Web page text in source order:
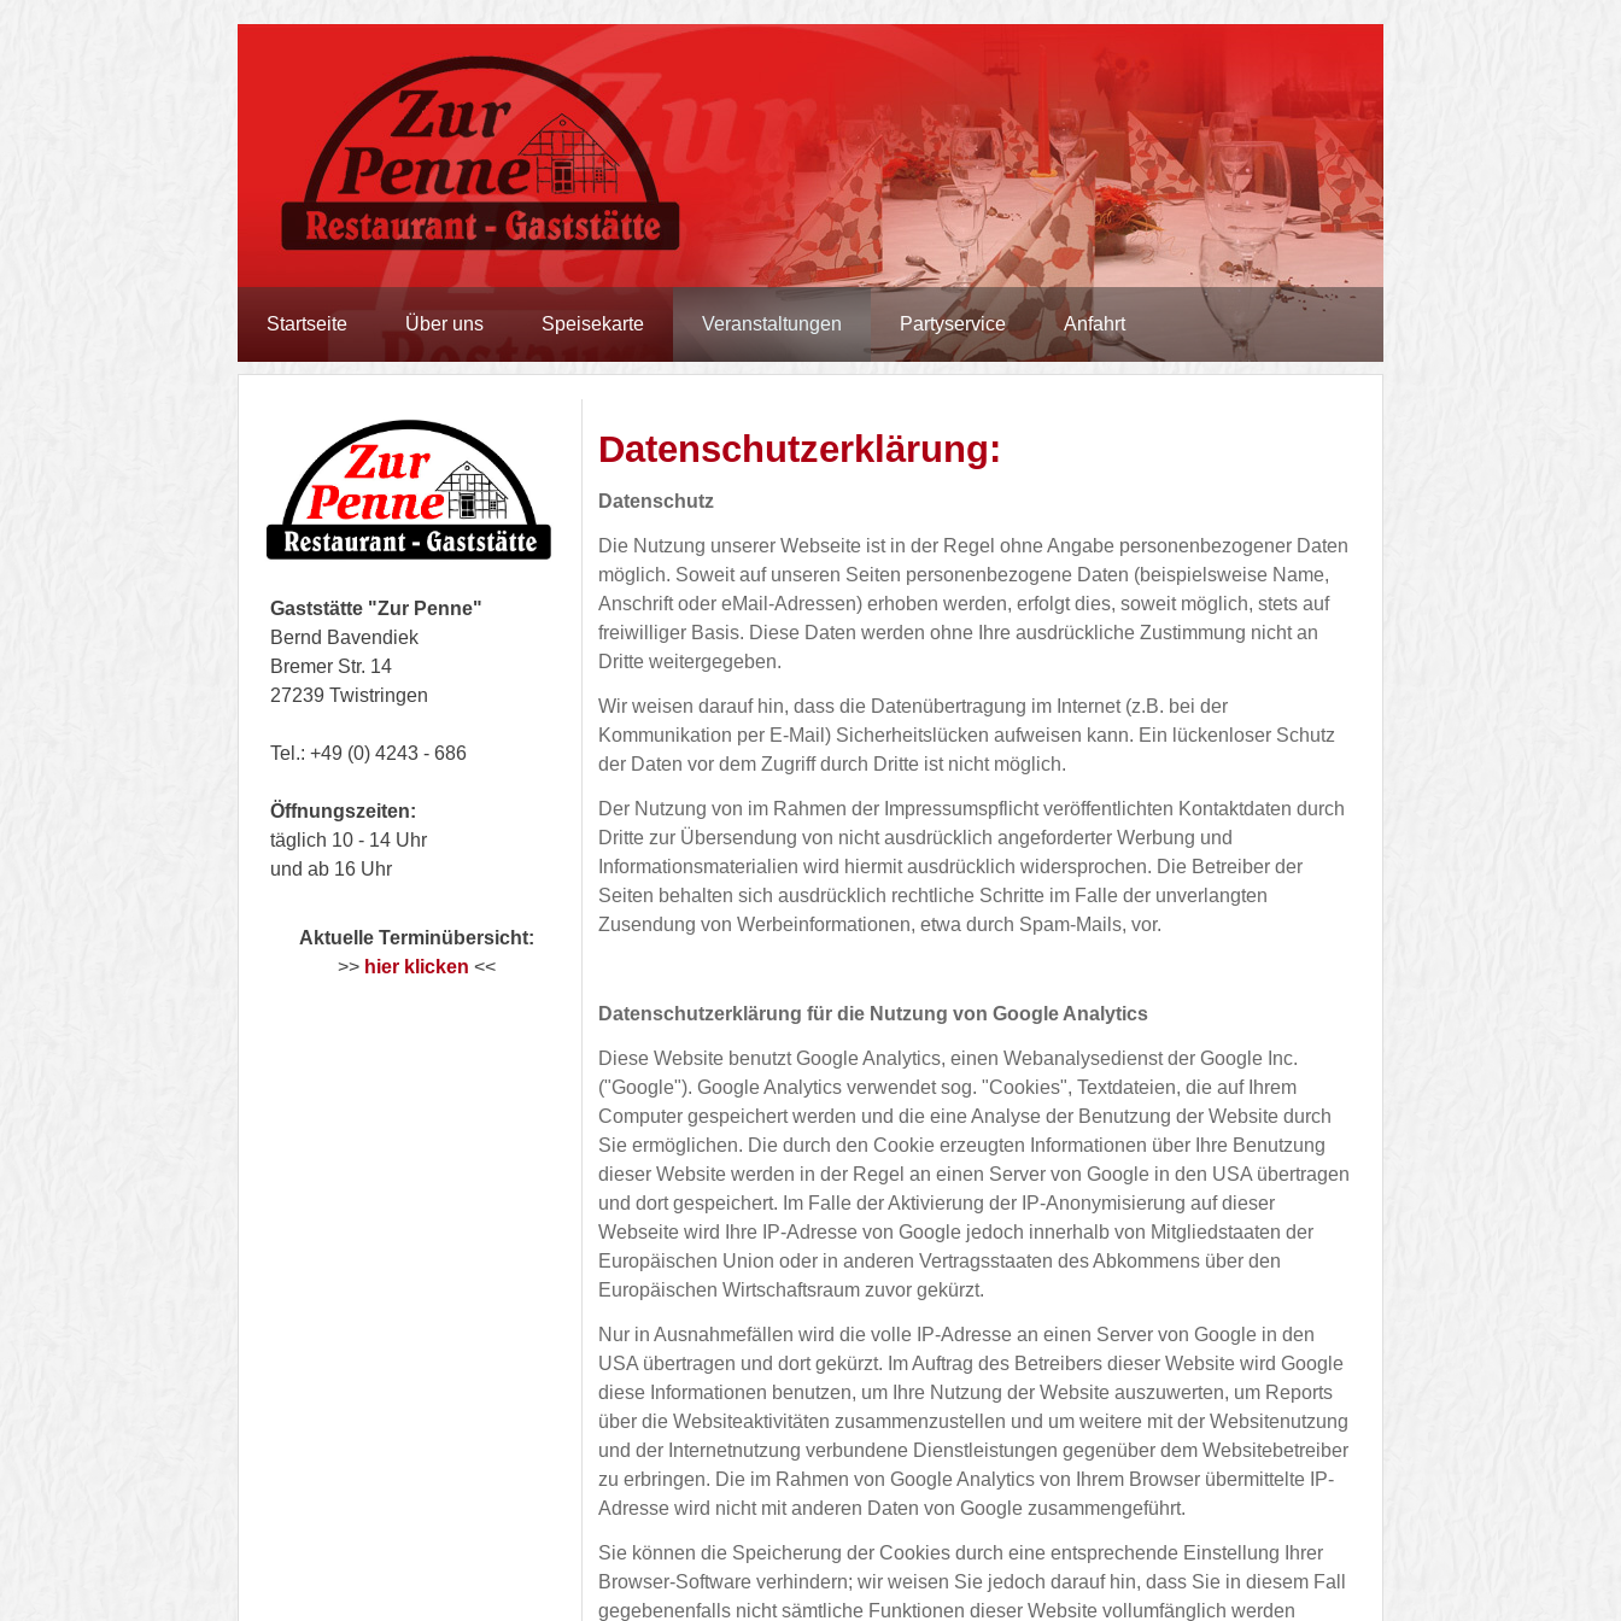
Startseite Über uns Speisekarte Veranstaltungen Partyservice Anfahrt
Gaststätte "Zur Penne"
Bernd Bavendiek
Bremer Str. 14
27239 Twistringen
Tel.: +49 (0) 4243 - 686
Öffnungszeiten:
täglich 10 - 14 Uhr
und ab 16 Uhr
Aktuelle Terminübersicht:
>> hier klicken <<
Datenschutzerklärung:
Datenschutz
Die Nutzung unserer Webseite ist in der Regel ohne Angabe personenbezogener Daten
möglich. Soweit auf unseren Seiten personenbezogene Daten (beispielsweise Name,
Anschrift oder eMail-Adressen) erhoben werden, erfolgt dies, soweit möglich, stets auf
freiwilliger Basis. Diese Daten werden ohne Ihre ausdrückliche Zustimmung nicht an
Dritte weitergegeben.
Wir weisen darauf hin, dass die Datenübertragung im Internet (z.B. bei der
Kommunikation per E-Mail) Sicherheitslücken aufweisen kann. Ein lückenloser Schutz
der Daten vor dem Zugriff durch Dritte ist nicht möglich.
Der Nutzung von im Rahmen der Impressumspflicht veröffentlichten Kontaktdaten durch
Dritte zur Übersendung von nicht ausdrücklich angeforderter Werbung und
Informationsmaterialien wird hiermit ausdrücklich widersprochen. Die Betreiber der
Seiten behalten sich ausdrücklich rechtliche Schritte im Falle der unverlangten
Zusendung von Werbeinformationen, etwa durch Spam-Mails, vor.
Datenschutzerklärung für die Nutzung von Google Analytics
Diese Website benutzt Google Analytics, einen Webanalysedienst der Google Inc.
("Google"). Google Analytics verwendet sog. "Cookies", Textdateien, die auf Ihrem
Computer gespeichert werden und die eine Analyse der Benutzung der Website durch
Sie ermöglichen. Die durch den Cookie erzeugten Informationen über Ihre Benutzung
dieser Website werden in der Regel an einen Server von Google in den USA übertragen
und dort gespeichert. Im Falle der Aktivierung der IP-Anonymisierung auf dieser
Webseite wird Ihre IP-Adresse von Google jedoch innerhalb von Mitgliedstaaten der
Europäischen Union oder in anderen Vertragsstaaten des Abkommens über den
Europäischen Wirtschaftsraum zuvor gekürzt.
Nur in Ausnahmefällen wird die volle IP-Adresse an einen Server von Google in den
USA übertragen und dort gekürzt. Im Auftrag des Betreibers dieser Website wird Google
diese Informationen benutzen, um Ihre Nutzung der Website auszuwerten, um Reports
über die Websiteaktivitäten zusammenzustellen und um weitere mit der Websitenutzung
und der Internetnutzung verbundene Dienstleistungen gegenüber dem Websitebetreiber
zu erbringen. Die im Rahmen von Google Analytics von Ihrem Browser übermittelte IP-
Adresse wird nicht mit anderen Daten von Google zusammengeführt.
Sie können die Speicherung der Cookies durch eine entsprechende Einstellung Ihrer
Browser-Software verhindern; wir weisen Sie jedoch darauf hin, dass Sie in diesem Fall
gegebenenfalls nicht sämtliche Funktionen dieser Website vollumfänglich werden